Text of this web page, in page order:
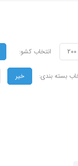
200 انتخاب کشو:
بسته بندی: خیر